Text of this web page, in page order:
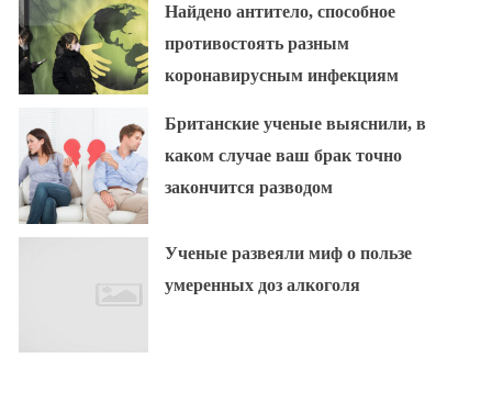
Найдено антитело, способное
противостоять разным
коронавирусным инфекциям
Британские ученые выяснили, в
каком случае ваш брак точно
закончится разводом
Ученые развеяли миф о пользе
умеренных доз алкоголя